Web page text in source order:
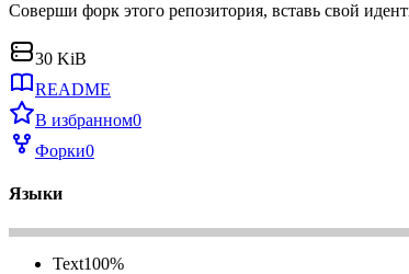
Соверши форк этого репозитория, вставь свой
30 KiB
README
В избранном0
Форки0
Языки
Text100%